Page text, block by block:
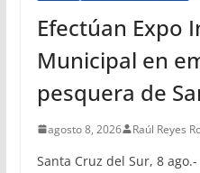
Efectúan Expo
Municipal en
pesquera de
agosto 8, 2026 Raúl Reyes
Santa Cruz del Sur, 8